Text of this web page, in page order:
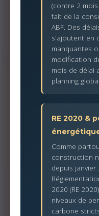
(contre 2
fait de la
ABF. Des
s'ajoutent en
manquantes
modification
mois de délai
planning
RE 2020 &
Comme
construction
depuis
2020 (RE
niveaux de
carbone